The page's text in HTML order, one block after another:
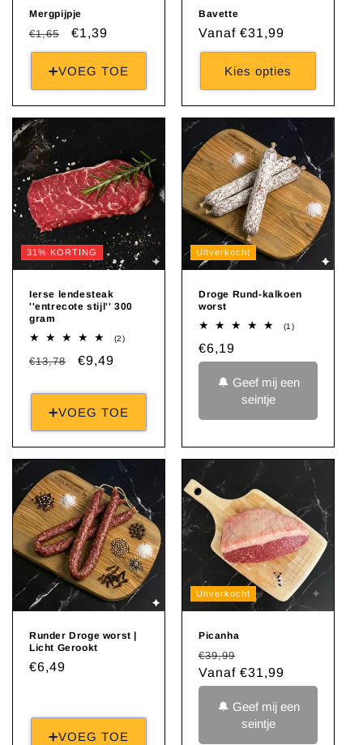
Mergpijpje
Normale
prijs
€1,65 Aanbiedingsprijs
€1,39
➕VOEG TOE
Bavette
Normale
prijs
Vanaf €31,99
Kies opties
31% KORTING
Ierse lendesteak
''entrecote stijl'' 300
gram
(2)2
Normale
€13,78 Aanbiedingsprijs
€9,49
➕VOEG TOE
Uitverkocht
Droge Rund-kalkoen
worst
(1)1
recensies
Normale
prijs
€6,19
🔔 Geef mij een
seintje
Runder Droge worst |
Licht Gerookt
Normale
€6,49
➕VOEG TOE
Uitverkocht
Picanha
Normale
prijs
€39,99
Vanaf €31,99
🔔 Geef mij een
seintje